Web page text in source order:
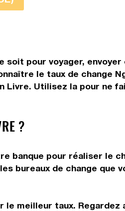
soit pour voyager,
le taux de change
Livre. Utilisez la pour ne
?
banque pour réaliser le
bureaux de change que
le meilleur taux. Regardez